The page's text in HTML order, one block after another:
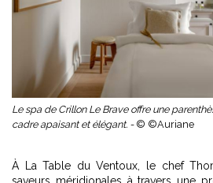
Le spa de Crillon Le Brave offre une
cadre apaisant et élégant. - © ©Auriane
À La Table du Ventoux, le chef